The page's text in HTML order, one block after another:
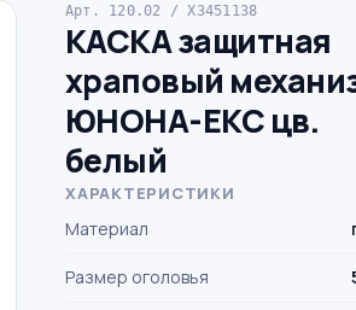
Арт. 120.02 / X3451138
КАСКА защитная
храповый
ЮНОНА-ЕКС цв.
белый
ХАРАКТЕРИСТИКИ
Материал
Размер оголовья